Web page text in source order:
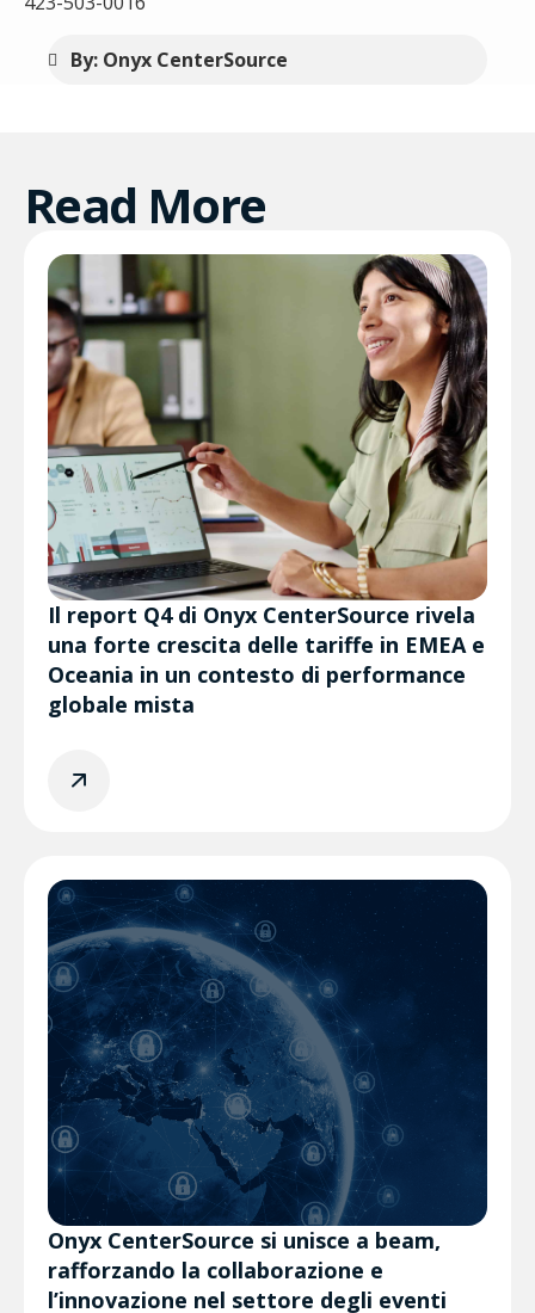
By: Onyx CenterSource
Read More
Il report Q4 di Onyx CenterSource rivela
una forte crescita delle tariffe in EMEA e
Oceania in un contesto di performance
globale mista
Onyx CenterSource si unisce a beam,
rafforzando la collaborazione e
l’innovazione nel settore degli eventi